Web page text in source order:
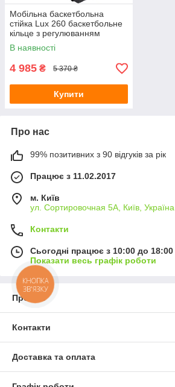
Мобільна баскетбольна
стійка Lux 260 баскетбольне
кільце з регулюванням
висоти
В наявності
4 985 ₴ 5 370 ₴
Купити
Про нас
99% позитивних з 90 відгуків за рік
Працює з 11.02.2017
м. Київ
ул. Сортировочная 5А, Київ, Україна
Контакти
Сьогодні працює з 10:00 до 18:00
Показати весь графік роботи
Про нас
Контакти
Доставка та оплата
КНОПКА
ЗВ'ЯЗКУ